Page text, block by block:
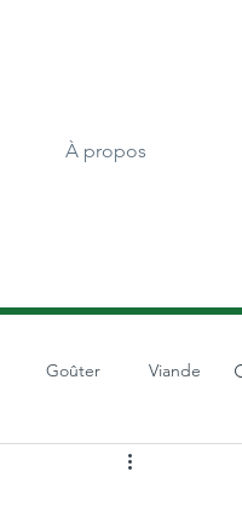
À propos
Goûter Viande